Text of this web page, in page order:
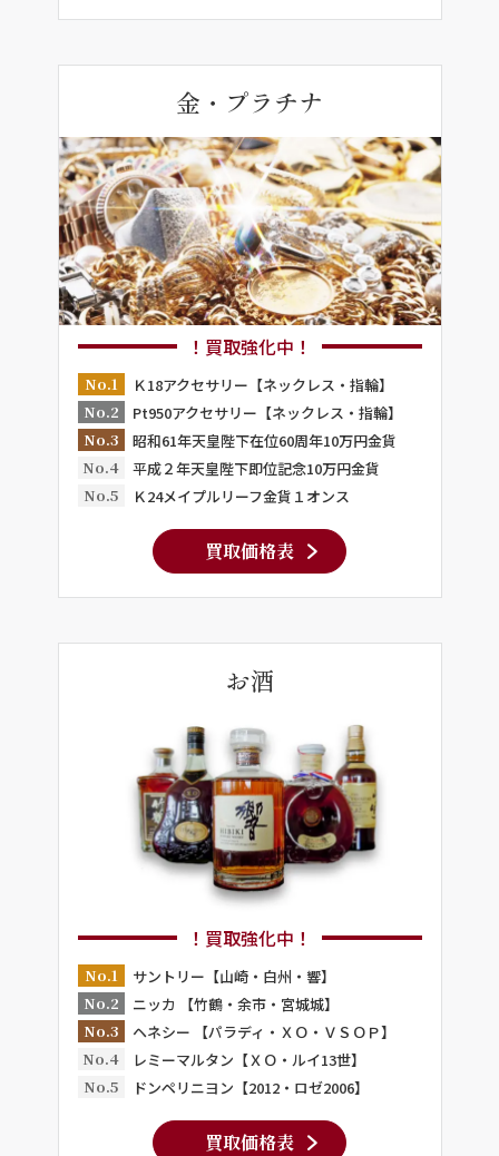
金・プラチナ
！買取強化中！
No.1
Ｋ18アクセサリー【ネックレス・指輪】
No.2
Pt950アクセサリー【ネックレス・指輪】
No.3
昭和61年天皇陛下在位60周年10万円金貨
No.4
平成２年天皇陛下即位記念10万円金貨
No.5
Ｋ24メイプルリーフ金貨１オンス
買取価格表
お酒
！買取強化中！
No.1
サントリー【山崎・白州・響】
No.2
ニッカ 【竹鶴・余市・宮城城】
No.3
ヘネシー 【パラディ・ＸＯ・ＶＳＯＰ】
No.4
レミーマルタン【ＸＯ・ルイ13世】
No.5
ドンペリニヨン【2012・ロゼ2006】
買取価格表